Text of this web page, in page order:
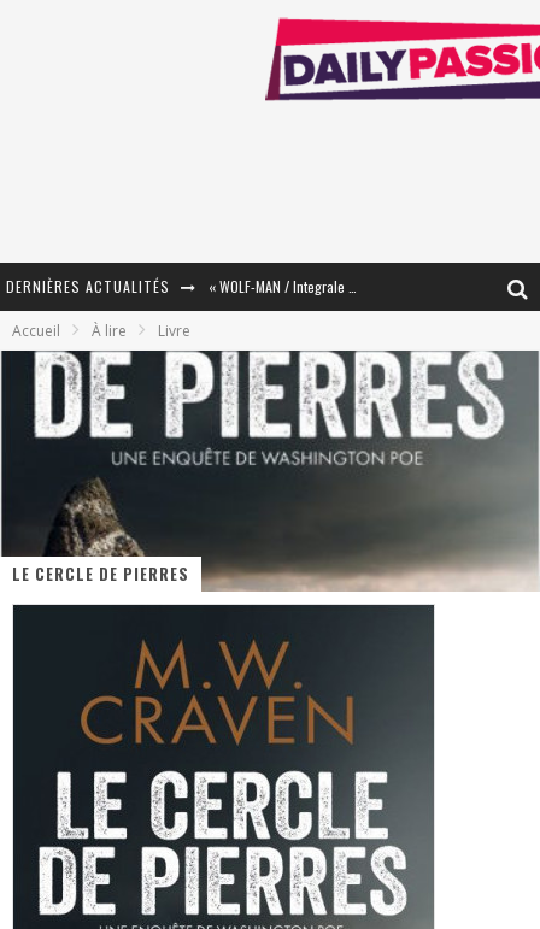
DERNIÈRES ACTUALITÉS
« Le Béton et le Bambou / Propositions pour Mayotte et le Monde. » - Améliorations !
« MOFUSAND / Parler Japonais » – Des Expressions Pratiques !
« Damn Them All » - Un duo de Choc !
Yoshi and the mysterious book
Accueil À lire Livre
LE CERCLE DE PIERRES